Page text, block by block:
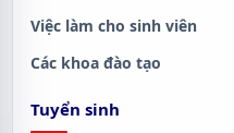
Việc làm cho sinh viên
Các khoa đào tạo
Tuyển sinh